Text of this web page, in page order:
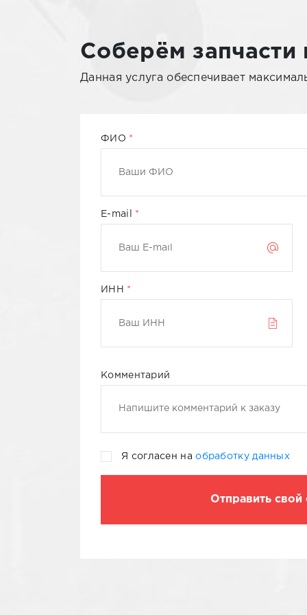
Июнь 2021
Октябрь 2021
Соберём запчасти
Данная услуга обеспечивает
ФИО
E-mail
ИНН
Комментарий
Я согласен наобработку данных
Отправить свой